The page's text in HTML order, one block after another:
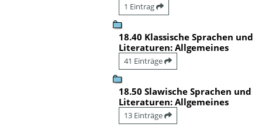
1 Eintrag
18.40 Klassische Sprachen und
Literaturen: Allgemeines
41 Einträge
18.50 Slawische Sprachen und
Literaturen: Allgemeines
13 Einträge